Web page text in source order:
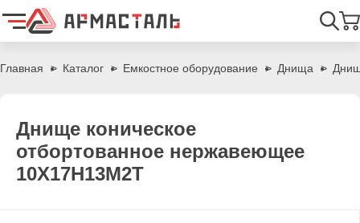
Главная
Каталог Емкостное оборудование Днища
Днище коническое
отбортованное нержавеющее
10Х17Н13М2Т